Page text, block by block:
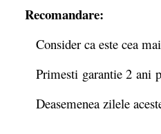
Recomandare:
Consider ca este cea mai
Primesti garantie 2 ani
Deasemenea zilele